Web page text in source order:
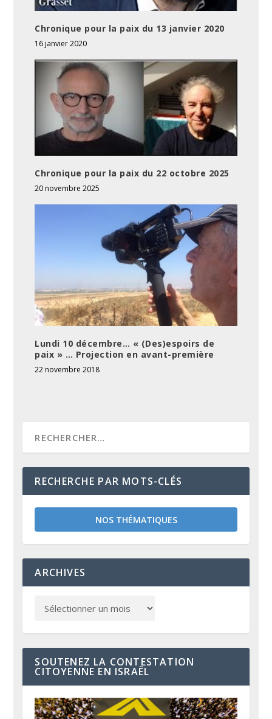
Chronique pour la paix du 13 janvier 2020
16 janvier 2020
Chronique pour la paix du 22 octobre 2025
20 novembre 2025
Lundi 10 décembre… « (Des)espoirs de
paix » … Projection en avant-première
22 novembre 2018
RECHERCHE PAR MOTS-CLÉS
NOS THÉMATIQUES
ARCHIVES
SOUTENEZ LA CONTESTATION
CITOYENNE EN ISRAËL